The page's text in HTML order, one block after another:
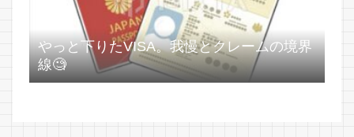
やっと下りたVISA。我慢とクレームの境界
線🧐